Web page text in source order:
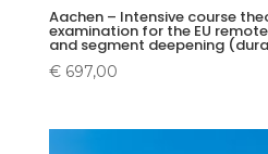
Aachen – Intensive course
examination for the EU
and segment deepening
€697,00